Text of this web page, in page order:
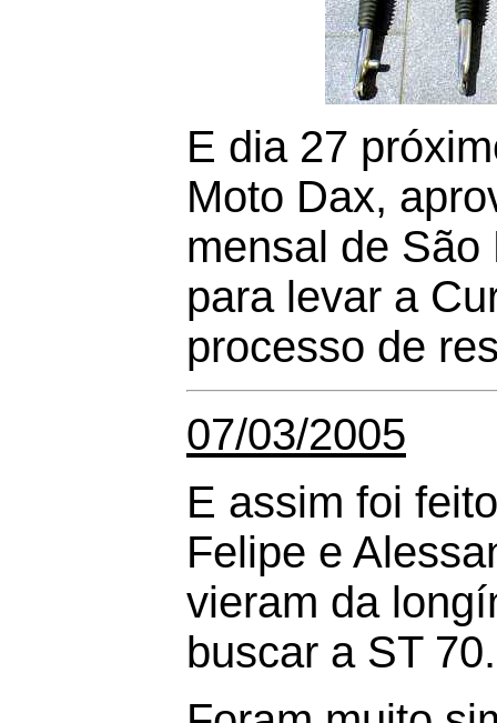
E dia 27
Moto Dax,
mensal de
para levar a
processo de
07/03/2005
E assim foi
Felipe e
vieram da
buscar a ST 70.